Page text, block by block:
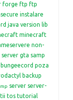
forge ftp ftp
instalare
java version lib
minecraft
non-
gta samp
poza
backup
server server-
tos tutorial